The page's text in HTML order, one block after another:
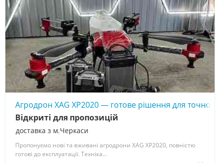
Агродрон XAG XP2020 — готове рішення для
доставка з м.Черкаси
Відкриті для пропозицій
Пропонуємо нові та вживані агродрони XAG XP2020, повністю
готові до експлуатації. Техніка...